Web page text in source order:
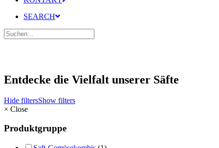
SEARCH
Entdecke die Vielfalt unserer Säfte
Hide filtersShow filters
× Close
Produktgruppe